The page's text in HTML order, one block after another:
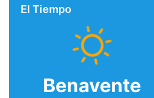
El Tiempo
Benavente